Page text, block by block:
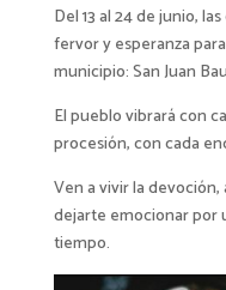
Del 13 al 24 de junio,
fervor y esperanza
municipio: San Juan
El pueblo vibrará con
procesión, con cada
Ven a vivir la
dejarte emocionar por
tiempo.